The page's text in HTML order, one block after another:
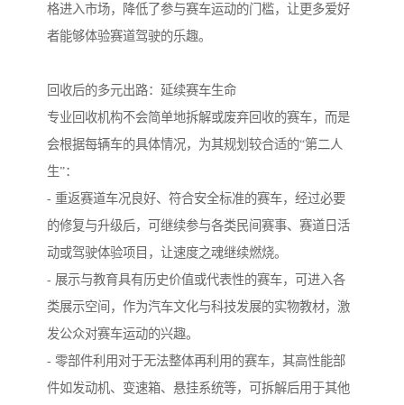
格进入市场，降低了参与赛车运动的门槛，让更多爱好
者能够体验赛道驾驶的乐趣。
回收后的多元出路：延续赛车生命
专业回收机构不会简单地拆解或废弃回收的赛车，而是
会根据每辆车的具体情况，为其规划较合适的“第二人
生”：
- 重返赛道车况良好、符合安全标准的赛车，经过必要
的修复与升级后，可继续参与各类民间赛事、赛道日活
动或驾驶体验项目，让速度之魂继续燃烧。
- 展示与教育具有历史价值或代表性的赛车，可进入各
类展示空间，作为汽车文化与科技发展的实物教材，激
发公众对赛车运动的兴趣。
- 零部件利用对于无法整体再利用的赛车，其高性能部
件如发动机、变速箱、悬挂系统等，可拆解后用于其他